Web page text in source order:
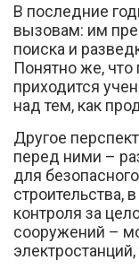
В последние
вызовам: им
поиска и
Понятно же, что
приходится
над тем, как
Другое
перед ними –
для
строительства,
контроля за
сооружений –